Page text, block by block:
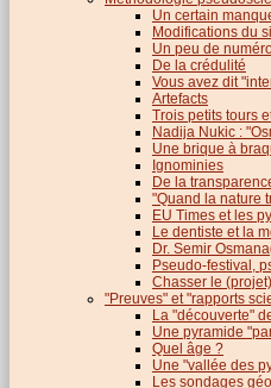
Un certain
Modifications du
Un peu de
De la crédulité
Vous avez dit
Artefacts
Trois petits tours
Nadija Nukic :
Une brique à
Ignominies
De la
"Quand la nature
EU Times et les
Le dentiste et la
Dr. Semir
Pseudo-festival,
Chasser le
"Preuves" et "rapports
La "découverte"
Une pyramide
Quel âge ?
Une "vallée des
Les sondages